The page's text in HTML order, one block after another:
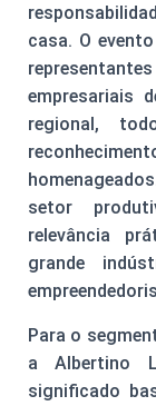
casa. O
empresariais
regional,
setor
relevância
grande
Para o
a Albertino
significado